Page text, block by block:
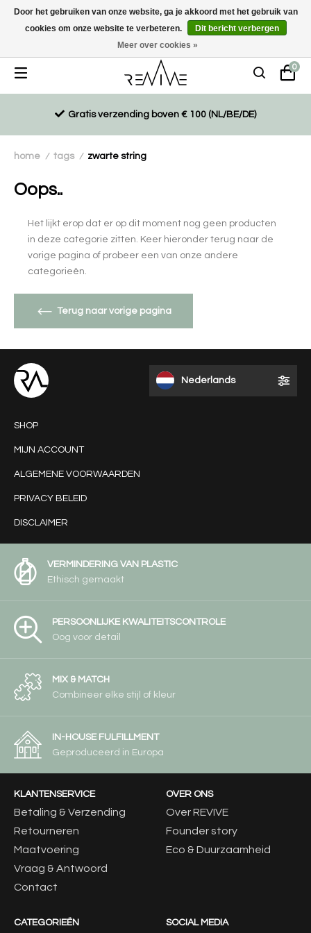
Duurzaam, eco-vriendelijk en ethisch gemaakte producten
0
Gratis verzending boven € 100 (NL/BE/DE)
home / tags / zwarte string
Oops..
Het lijkt erop dat er op dit moment nog geen producten
in deze categorie zitten. Keer hieronder terug naar de
vorige pagina of probeer een van onze andere
categorieën.
Terug naar vorige pagina
Nederlands
SHOP
MIJN ACCOUNT
ALGEMENE VOORWAARDEN
PRIVACY BELEID
DISCLAIMER
VERMINDERING VAN PLASTIC
Ethisch gemaakt
PERSOONLIJKE KWALITEITSCONTROLE
Oog voor detail
MIX & MATCH
Combineer elke stijl of kleur
IN-HOUSE FULFILLMENT
Geproduceerd in Europa
KLANTENSERVICE
Betaling & Verzending
Retourneren
Maatvoering
Vraag & Antwoord
Contact
OVER ONS
Over REVIVE
Founder story
Eco & Duurzaamheid
CATEGORIEËN SOCIAL MEDIA
Door het gebruiken van onze website, ga je akkoord met het gebruik van
cookies om onze website te verbeteren.
Dit bericht verbergen
Meer over cookies »